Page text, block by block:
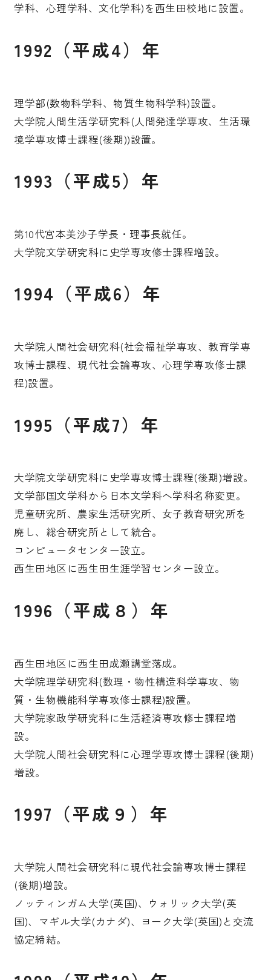
学科、心理学科、文化学科)を西生田校地に設置。
1992（平成4）年
理学部(数物科学科、物質生物科学科)設置。
大学院人間生活学研究科(人間発達学専攻、生活環
境学専攻博士課程(後期))設置。
1993（平成5）年
第10代宮本美沙子学長・理事長就任。
大学院文学研究科に史学専攻修士課程増設。
1994（平成6）年
大学院人間社会研究科(社会福祉学専攻、教育学専
攻博士課程、現代社会論専攻、心理学専攻修士課
程)設置。
1995（平成7）年
大学院文学研究科に史学専攻博士課程(後期)増設。
文学部国文学科から日本文学科へ学科名称変更。
児童研究所、農家生活研究所、女子教育研究所を
廃し、総合研究所として統合。
コンピュータセンター設立。
西生田地区に西生田生涯学習センター設立。
1996（平成８）年
西生田地区に西生田成瀬講堂落成。
大学院理学研究科(数理・物性構造科学専攻、物
質・生物機能科学専攻修士課程)設置。
大学院家政学研究科に生活経済専攻修士課程増
設。
大学院人間社会研究科に心理学専攻博士課程(後期)
増設。
1997（平成９）年
大学院人間社会研究科に現代社会論専攻博士課程
(後期)増設。
ノッティンガム大学(英国)、ウォリック大学(英
国)、マギル大学(カナダ)、ヨーク大学(英国)と交流
協定締結。